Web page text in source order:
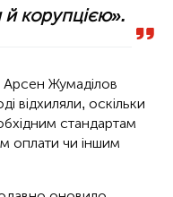
корупцією».
Арсен Жумаділов
відхиляли, оскільки
стандартам
оплати чи іншим